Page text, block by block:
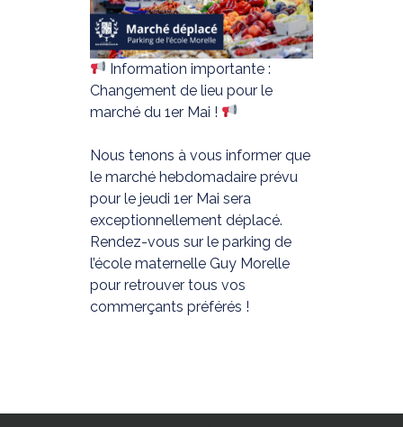
Information importante :
Changement de lieu pour le
marché du 1er Mai !
Nous tenons à vous informer que
le marché hebdomadaire prévu
pour le jeudi 1er Mai sera
exceptionnellement déplacé.
Rendez-vous sur le parking de
l’école maternelle Guy Morelle
pour retrouver tous vos
commerçants préférés !